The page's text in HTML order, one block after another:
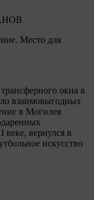
Место для
окна в
взаимовыгодных
в Могилев
вернулся в
искусство